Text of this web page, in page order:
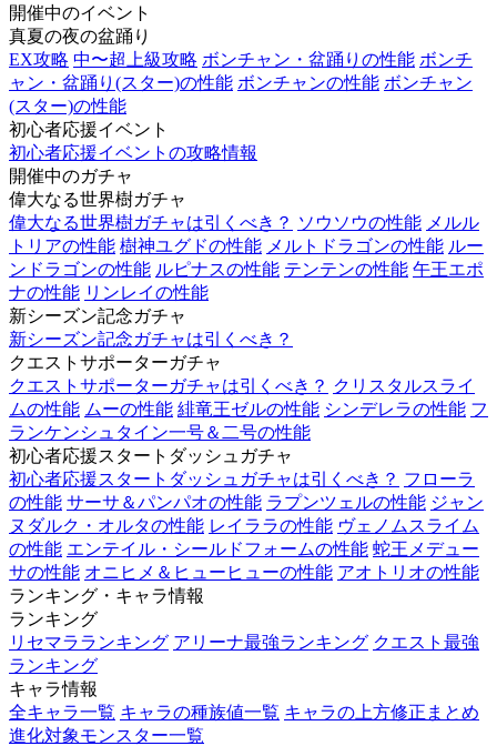
開催中のイベント
真夏の夜の盆踊り
EX攻略 中〜超上級攻略 ボンチャン・盆踊りの性能 ボンチ
ャン・盆踊り(スター)の性能 ボンチャンの性能 ボンチャン
(スター)の性能
初心者応援イベント
初心者応援イベントの攻略情報
開催中のガチャ
偉大なる世界樹ガチャ
偉大なる世界樹ガチャは引くべき？ ソウソウの性能 メルル
トリアの性能 樹神ユグドの性能 メルトドラゴンの性能 ルー
ンドラゴンの性能 ルピナスの性能 テンテンの性能 午王エポ
ナの性能 リンレイの性能
新シーズン記念ガチャ
新シーズン記念ガチャは引くべき？
クエストサポーターガチャ
クエストサポーターガチャは引くべき？ クリスタルスライ
ムの性能 ムーの性能 緋竜王ゼルの性能 シンデレラの性能 フ
ランケンシュタイン一号＆二号の性能
初心者応援スタートダッシュガチャ
初心者応援スタートダッシュガチャは引くべき？ フローラ
の性能 サーサ＆パンパオの性能 ラプンツェルの性能 ジャン
ヌダルク・オルタの性能 レイララの性能 ヴェノムスライム
の性能 エンテイル・シールドフォームの性能 蛇王メデュー
サの性能 オニヒメ＆ヒューヒューの性能 アオトリオの性能
ランキング・キャラ情報
ランキング
リセマラランキング アリーナ最強ランキング クエスト最強
ランキング
キャラ情報
全キャラ一覧 キャラの種族値一覧 キャラの上方修正まとめ
進化対象モンスター一覧